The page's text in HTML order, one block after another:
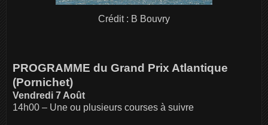
Crédit : B Bouvry
PROGRAMME du Grand Prix Atlantique
(Pornichet)
Vendredi 7 Août
14h00 – Une ou plusieurs courses à suivre